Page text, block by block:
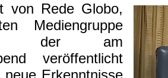
von Rede Globo,
Mediengruppe
der am
veröffentlicht
Erkenntnisse